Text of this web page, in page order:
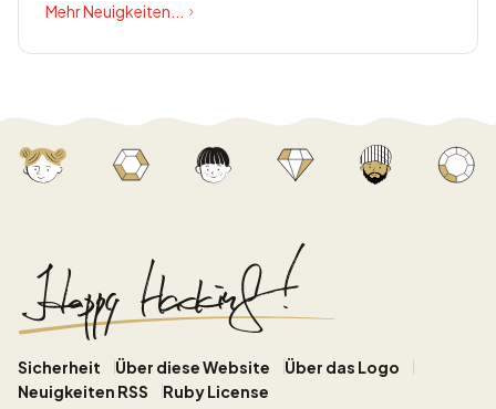
Mehr Neuigkeiten...
Sicherheit Über diese Website
Über das Logo
Neuigkeiten RSS
Ruby License